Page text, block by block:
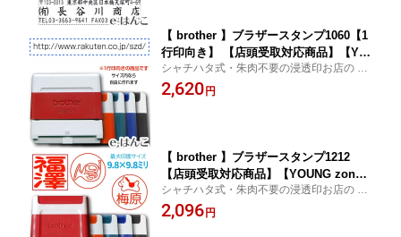
【 brother 】ブラザースタンプ1060【1
行印向き】 【店頭受取対応商品】【YO
UNG zone】【HLS_DU】 インボイス
スマホで撮影 ロゴ マーク 店名 画像無
シャチハタ式・朱肉不要の浸透印お店の ロ
ゴ も 無料 で入れる事が出来ます印面サイ
ズ8×58mm
2,620円
【 brother 】ブラザースタンプ1212
【店頭受取対応商品】【YOUNG zon
e】【HLS_DU】 スマホで撮影 ロゴ マ
ーク 店名 画像無料加工 事前イメージ確
シャチハタ式・朱肉不要の浸透印お店の ロ
ゴ も 無料 で入れる事が出来ます印面サイ
ズ10mm角
2,096円